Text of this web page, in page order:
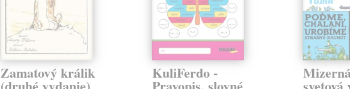
Zamatový králik KuliFerdo -